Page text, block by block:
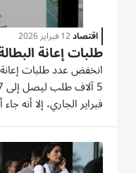
اقتصاد12 فبراير 2026
طلبات إعانة البطالة
انخفض عدد طلبات إعانة
فبراير الجاري، إلا أنه
222 ألف طلب، وفقاً
المقابل، ارتفع